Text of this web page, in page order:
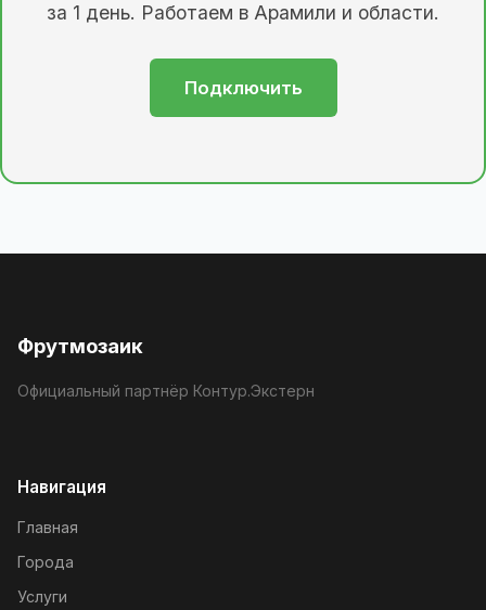
за 1 день. Работаем в Арамили и области.
Подключить
Фрутмозаик
Официальный партнёр Контур.Экстерн
Навигация
Главная
Города
Услуги